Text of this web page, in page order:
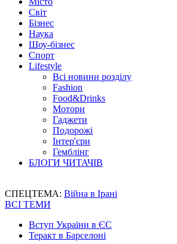
Світ
Бізнес
Наука
Шоу-бізнес
Спорт
Lifestyle
Всі новини розділу
Fashion
Food&Drinks
Мотори
Гаджети
Подорожі
Інтер'єри
Гемблінг
БЛОГИ ЧИТАЧІВ
СПЕЦТЕМА: Війна в Ірані
ВСІ ТЕМИ
Вступ України в ЄС
Теракт в Барселоні